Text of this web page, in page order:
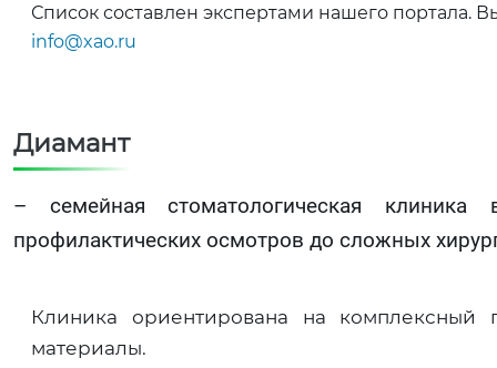
Список составлен экспертами нашего портала.
info@xao.ru
Диамант
– семейная стоматологическая
профилактических осмотров до сложных
Клиника ориентирована на комплексный
материалы.